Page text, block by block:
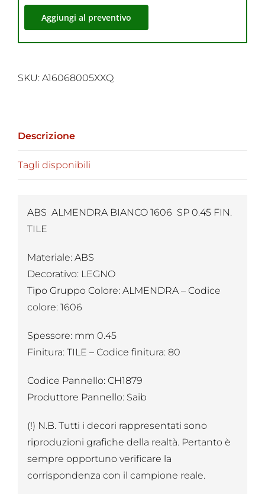
Aggiungi al preventivo
SKU: A16068005XXQ
Descrizione
Tagli disponibili
ABS ALMENDRA BIANCO 1606 SP 0.45 FIN.
TILE
Materiale: ABS
Decorativo: LEGNO
Tipo Gruppo Colore: ALMENDRA – Codice
colore: 1606
Spessore: mm 0.45
Finitura: TILE – Codice finitura: 80
Codice Pannello: CH1879
Produttore Pannello: Saib
(!) N.B. Tutti i decori rappresentati sono
riproduzioni grafiche della realtà. Pertanto è
sempre opportuno verificare la
corrispondenza con il campione reale.